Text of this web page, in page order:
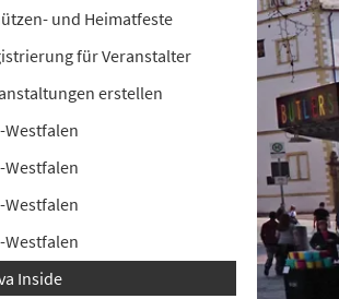
und Heimatfeste
für Veranstalter
erstellen
Westfalen
Westfalen
Westfalen
Westfalen
Inside